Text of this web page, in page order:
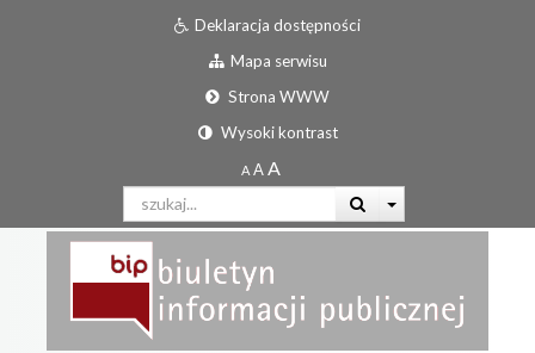
Deklaracja dostępności
Mapa serwisu
Strona WWW
Wysoki kontrast